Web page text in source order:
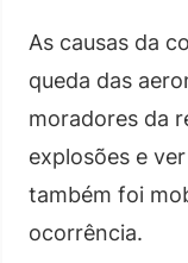
As causas da
queda das
moradores da
explosões e
também foi
ocorrência.